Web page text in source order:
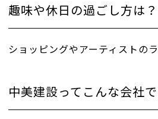
趣味や休日の過ごし方は？
ショッピングやアーティストの
中美建設ってこんな会社で